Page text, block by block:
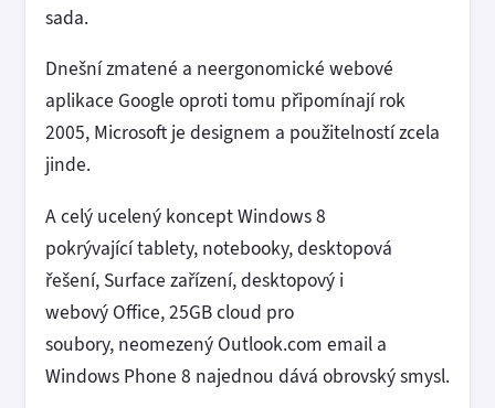
sada.
Dnešní zmatené a neergonomické webové
aplikace Google oproti tomu připomínají rok
2005, Microsoft je designem a použitelností zcela
jinde.
A celý ucelený koncept Windows 8
pokrývající tablety, notebooky, desktopová
řešení, Surface zařízení, desktopový i
webový Office, 25GB cloud pro
soubory, neomezený Outlook.com email a
Windows Phone 8 najednou dává obrovský smysl.